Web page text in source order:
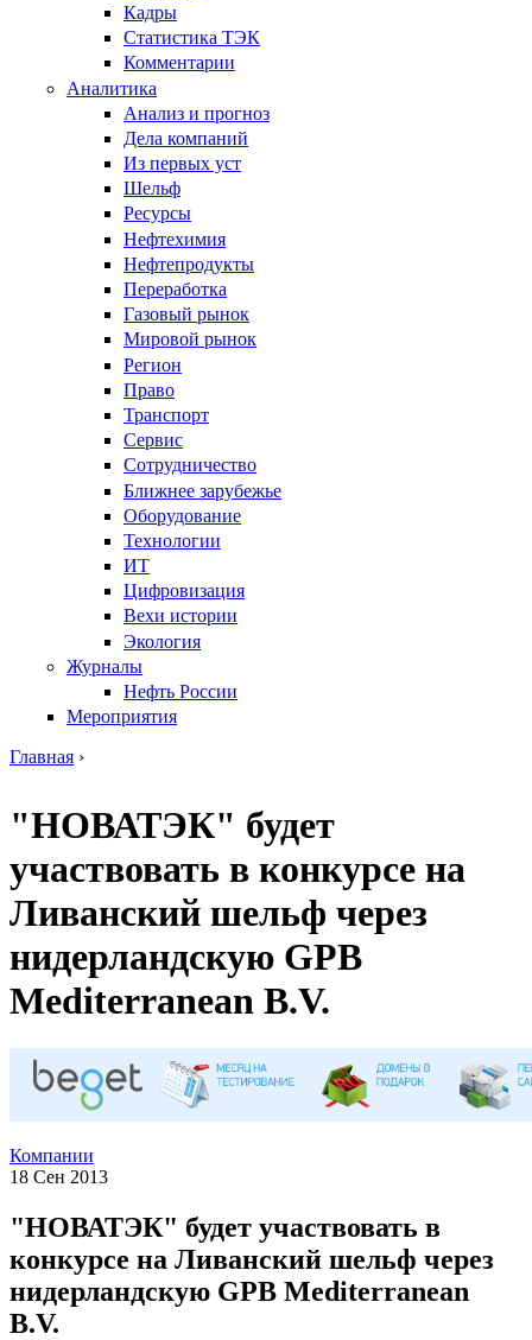
Кадры
Статистика ТЭК
Комментарии
Аналитика
Анализ и прогноз
Дела компаний
Из первых уст
Шельф
Ресурсы
Нефтехимия
Нефтепродукты
Переработка
Газовый рынок
Мировой рынок
Регион
Право
Транспорт
Сервис
Сотрудничество
Ближнее зарубежье
Оборудование
Технологии
ИТ
Цифровизация
Вехи истории
Экология
Журналы
Нефть России
Мероприятия
Главная ›
"НОВАТЭК" будет
участвовать в конкурсе на
Ливанский шельф через
нидерландскую GPB
Mediterranean B.V.
Компании
18 Сен 2013
"НОВАТЭК" будет участвовать в
конкурсе на Ливанский шельф через
нидерландскую GPB Mediterranean
B.V.